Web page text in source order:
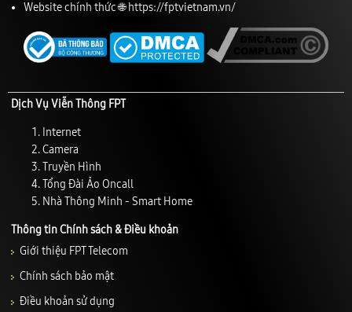
Website chính thức 🌐 https://fptvietnam.vn/
Dịch Vụ Viễn Thông FPT
Internet
Camera
Truyền Hình
Tổng Đài Ảo Oncall
Nhà Thông Minh - Smart Home
Thông tin Chính sách & Điều khoản
Giới thiệu FPT Telecom
Chính sách bảo mật
Điều khoản sử dụng